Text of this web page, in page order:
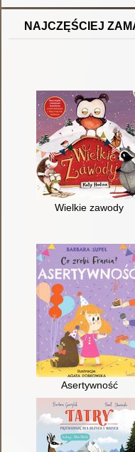
NAJCZĘŚCIEJ
Wielkie zawody
Asertywność